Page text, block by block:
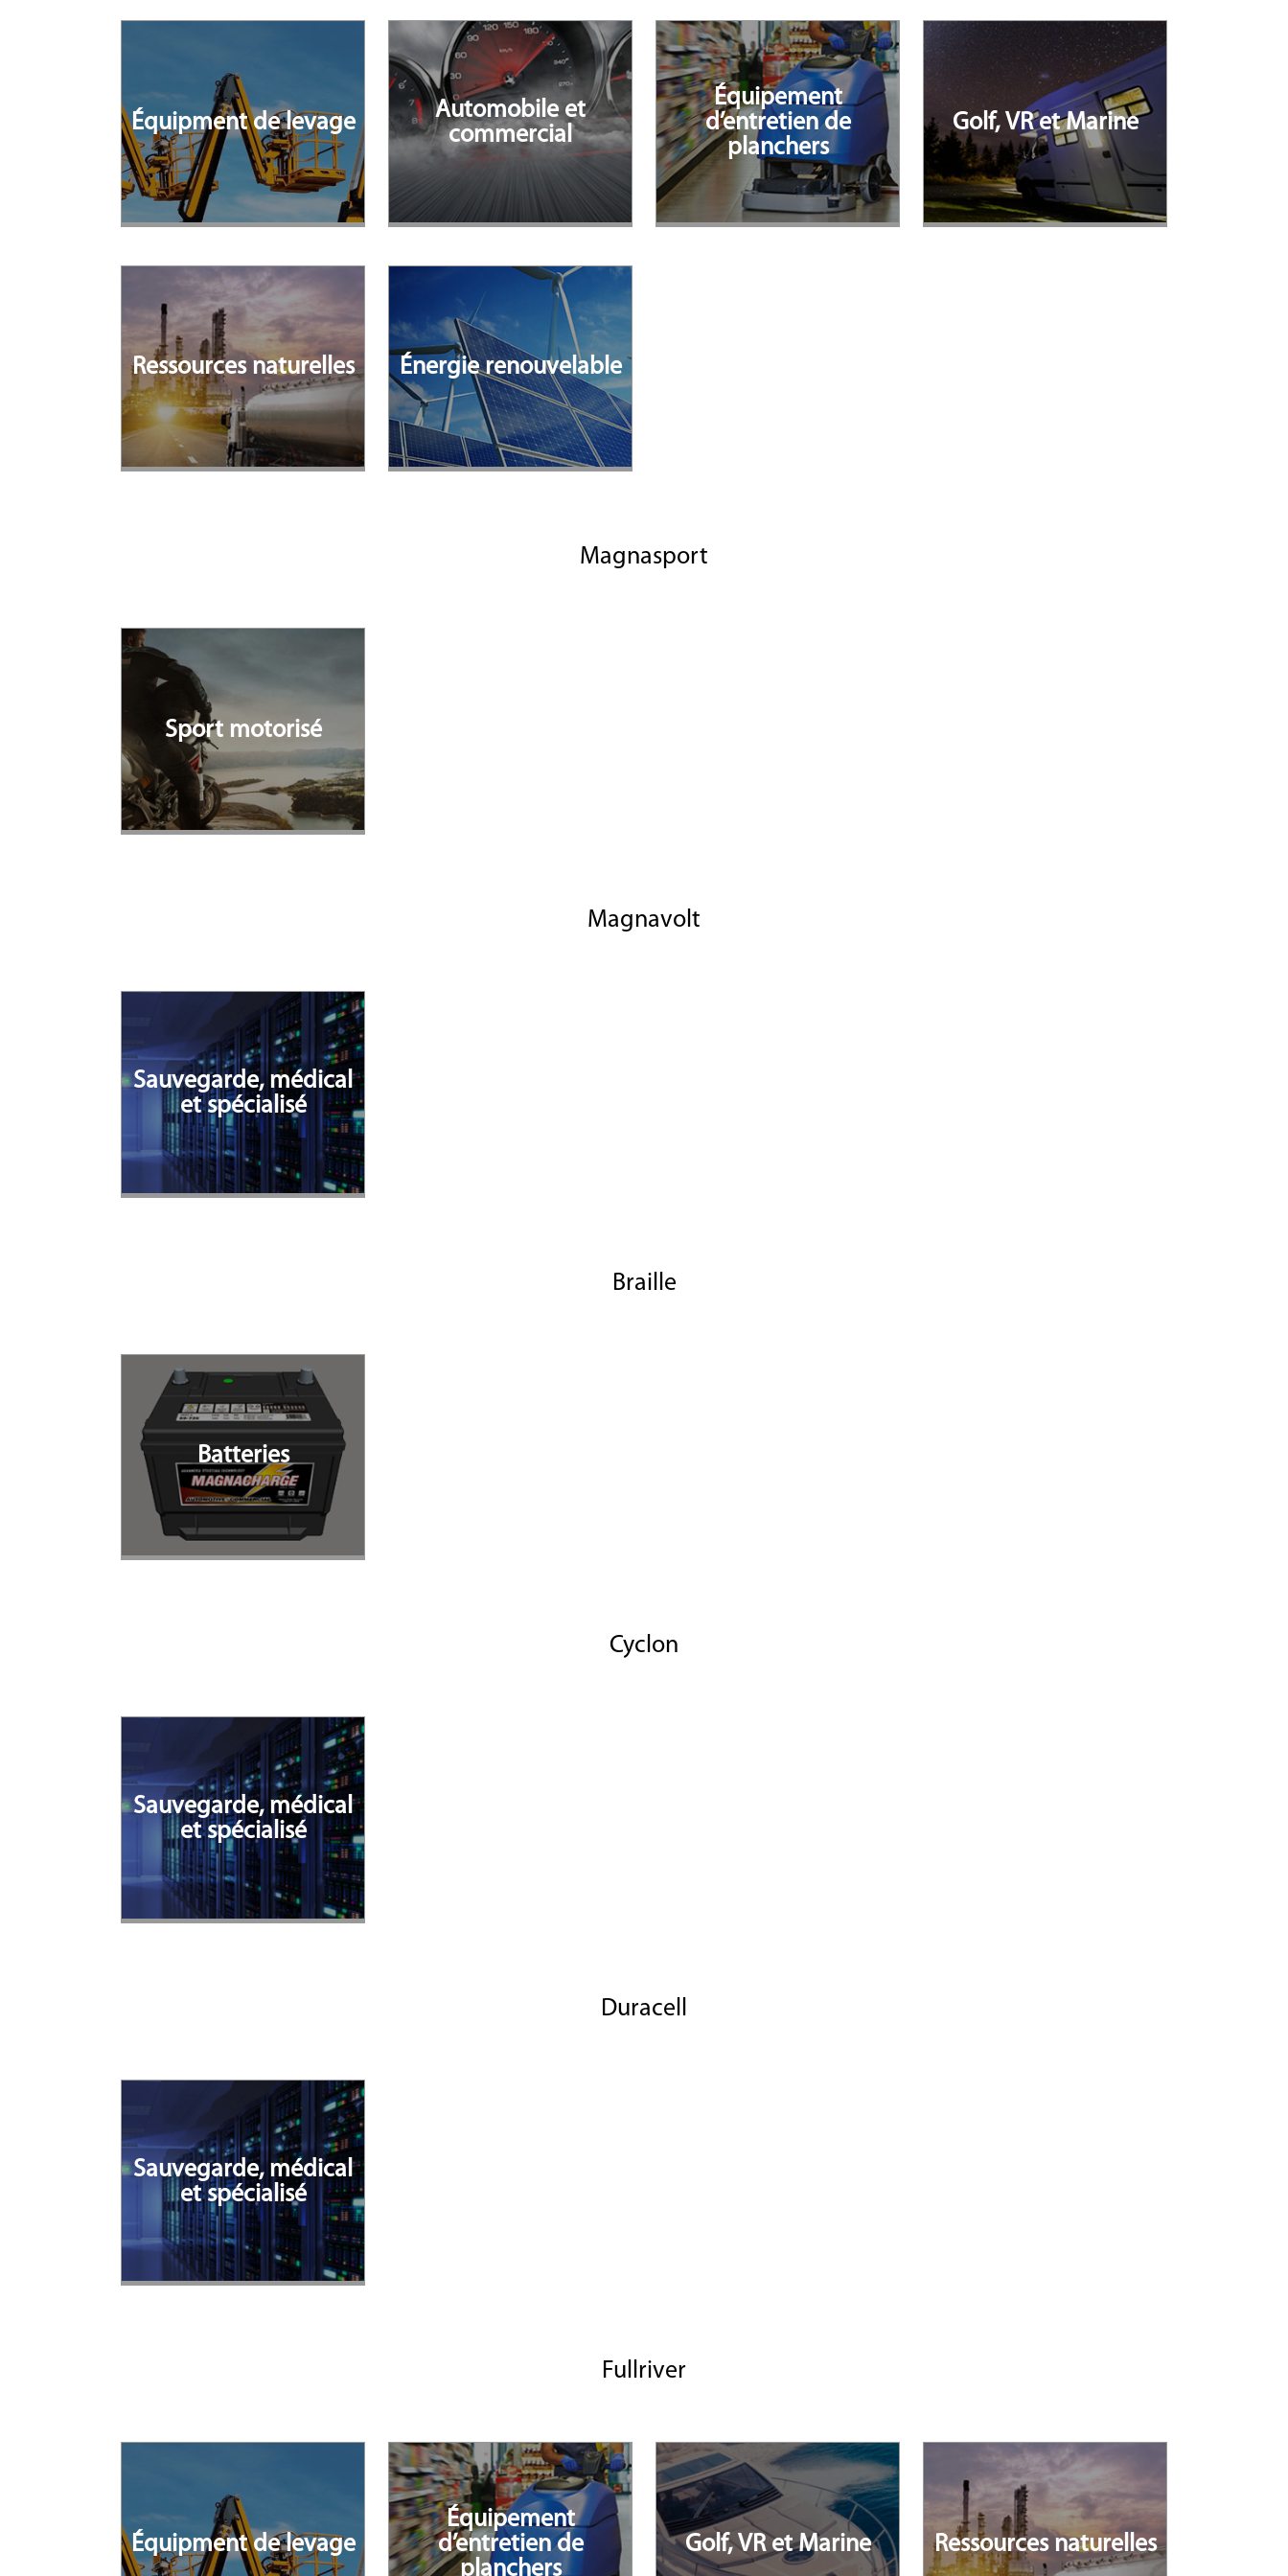
Équipment de levage
Automobile et
commercial
Équipement
d’entretien de
planchers
Golf, VR et Marine
Ressources naturelles Énergie renouvelable
Magnasport
Sport motorisé
Magnavolt
Sauvegarde, médical
et spécialisé
Braille
Batteries
Cyclon
Sauvegarde, médical
et spécialisé
Duracell
Sauvegarde, médical
et spécialisé
Fullriver
Équipment de levage
Équipement
d’entretien de
planchers
Golf, VR et Marine Ressources naturelles